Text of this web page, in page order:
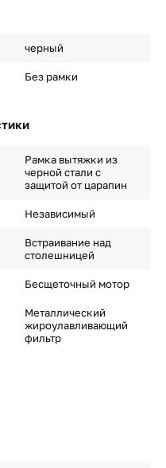
черный
Без рамки
Рамка вытяжки из
черной стали с
защитой от царапин
Независимый
Встраивание над
столешницей
Бесщеточный мотор
Металлический
жироулавливающий
фильтр